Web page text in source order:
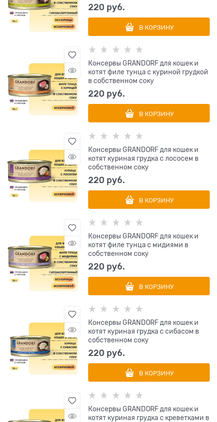
220 руб.
В КОРЗИНУ
Консервы GRANDORF для кошек и
котят филе тунца с куриной грудкой
в собственном соку
220 руб.
В КОРЗИНУ
Консервы GRANDORF для кошек и
котят куриная грудка с лососем в
собственном соку
220 руб.
В КОРЗИНУ
Консервы GRANDORF для кошек и
котят филе тунца с мидиями в
собственном соку
220 руб.
В КОРЗИНУ
Консервы GRANDORF для кошек и
котят куриная грудка с сибасом в
собственном соку
220 руб.
В КОРЗИНУ
Консервы GRANDORF для кошек и
котят куриная грудка с креветками в